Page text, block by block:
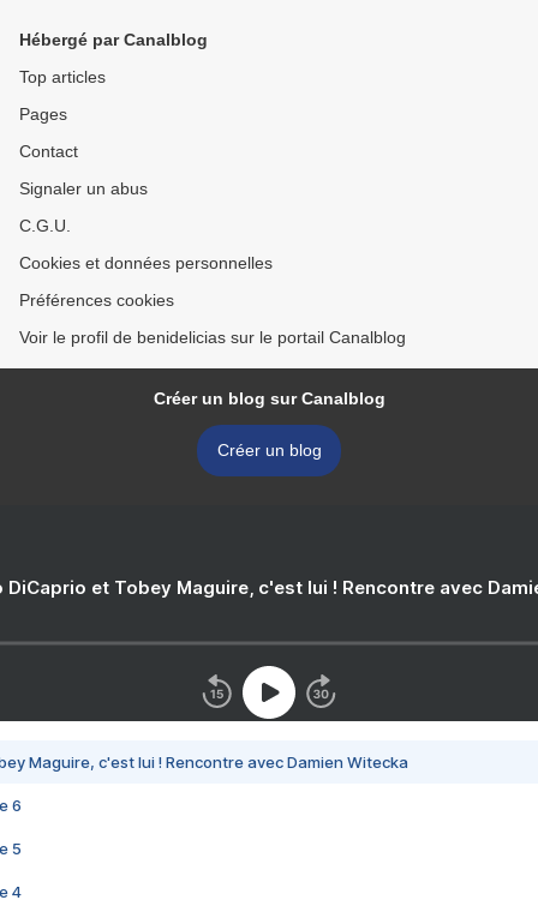
Hébergé par Canalblog
Top articles
Pages
Contact
Signaler un abus
C.G.U.
Cookies et données personnelles
Préférences cookies
Voir le profil de benidelicias sur le portail Canalblog
Créer un blog sur Canalblog
Créer un blog
DiCaprio et Tobey Maguire, c'est lui ! Rencontre avec
Maguire, c'est lui ! Rencontre avec Damien Witecka
6
5
4